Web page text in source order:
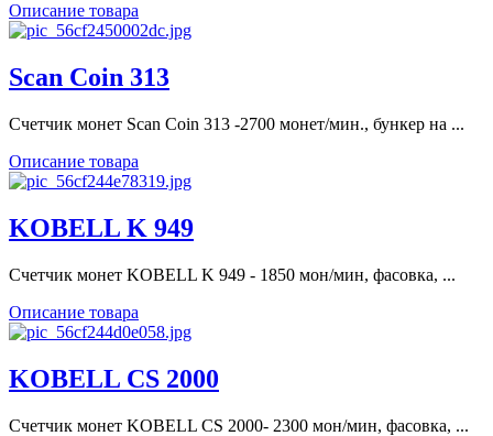
Описание товара
Scan Coin 313
Счетчик монет Scan Coin 313 -2700 монет/мин., бункер на ...
Описание товара
KOBELL K 949
Счетчик монет KOBELL K 949 - 1850 мон/мин, фасовка, ...
Описание товара
KOBELL CS 2000
Счетчик монет KOBELL CS 2000- 2300 мон/мин, фасовка, ...